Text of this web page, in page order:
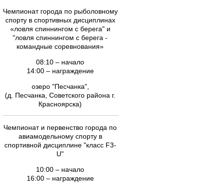
Чемпионат города по рыболовному
спорту в спортивных дисциплинах
«ловля спиннингом с берега" и
"ловля спиннингом с берега -
командные соревнования»
08:10 – начало
14:00 – награждение
озеро "Песчанка",
(д. Песчанка, Советского района г.
Красноярска)
Чемпионат и первенство города по
авиамодельному спорту в
спортивной дисциплине "класс F3-
U"
10:00 – начало
16:00 – награждение